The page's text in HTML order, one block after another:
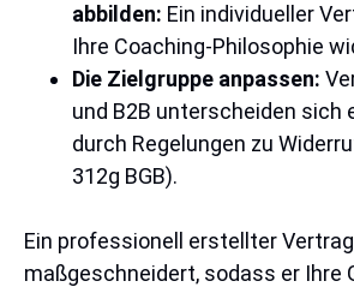
abbilden: Ein individueller
Ihre Coaching-Philosophie
Die Zielgruppe anpassen:
und B2B unterscheiden sich
durch Regelungen zu
312g BGB).
Ein professionell erstellter
maßgeschneidert, sodass er Ihre